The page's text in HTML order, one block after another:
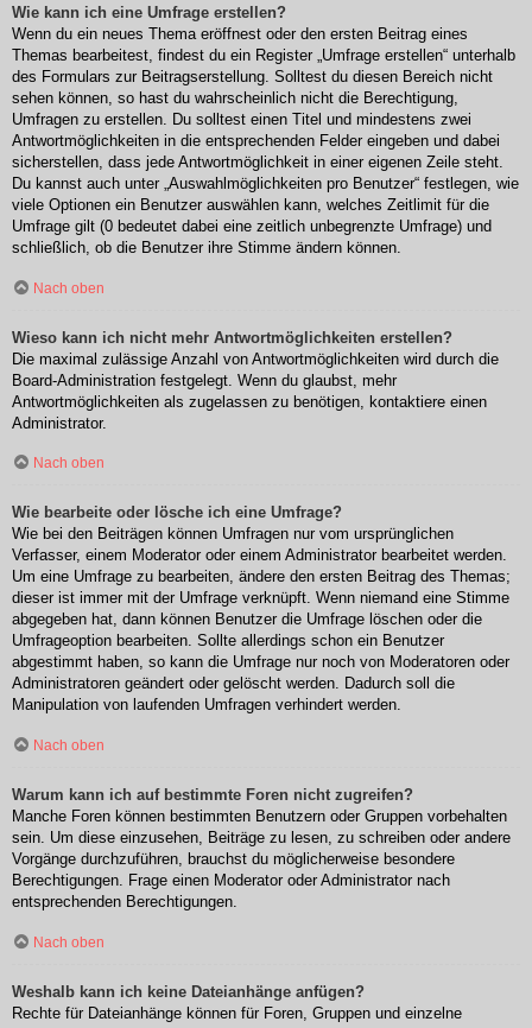
Wie kann ich eine Umfrage erstellen?
Wenn du ein neues Thema eröffnest oder den ersten Beitrag eines
Themas bearbeitest, findest du ein Register „Umfrage erstellen“ unterhalb
des Formulars zur Beitragserstellung. Solltest du diesen Bereich nicht
sehen können, so hast du wahrscheinlich nicht die Berechtigung,
Umfragen zu erstellen. Du solltest einen Titel und mindestens zwei
Antwortmöglichkeiten in die entsprechenden Felder eingeben und dabei
sicherstellen, dass jede Antwortmöglichkeit in einer eigenen Zeile steht.
Du kannst auch unter „Auswahlmöglichkeiten pro Benutzer“ festlegen, wie
viele Optionen ein Benutzer auswählen kann, welches Zeitlimit für die
Umfrage gilt (0 bedeutet dabei eine zeitlich unbegrenzte Umfrage) und
schließlich, ob die Benutzer ihre Stimme ändern können.
Nach oben
Wieso kann ich nicht mehr Antwortmöglichkeiten erstellen?
Die maximal zulässige Anzahl von Antwortmöglichkeiten wird durch die
Board-Administration festgelegt. Wenn du glaubst, mehr
Antwortmöglichkeiten als zugelassen zu benötigen, kontaktiere einen
Administrator.
Nach oben
Wie bearbeite oder lösche ich eine Umfrage?
Wie bei den Beiträgen können Umfragen nur vom ursprünglichen
Verfasser, einem Moderator oder einem Administrator bearbeitet werden.
Um eine Umfrage zu bearbeiten, ändere den ersten Beitrag des Themas;
dieser ist immer mit der Umfrage verknüpft. Wenn niemand eine Stimme
abgegeben hat, dann können Benutzer die Umfrage löschen oder die
Umfrageoption bearbeiten. Sollte allerdings schon ein Benutzer
abgestimmt haben, so kann die Umfrage nur noch von Moderatoren oder
Administratoren geändert oder gelöscht werden. Dadurch soll die
Manipulation von laufenden Umfragen verhindert werden.
Nach oben
Warum kann ich auf bestimmte Foren nicht zugreifen?
Manche Foren können bestimmten Benutzern oder Gruppen vorbehalten
sein. Um diese einzusehen, Beiträge zu lesen, zu schreiben oder andere
Vorgänge durchzuführen, brauchst du möglicherweise besondere
Berechtigungen. Frage einen Moderator oder Administrator nach
entsprechenden Berechtigungen.
Nach oben
Weshalb kann ich keine Dateianhänge anfügen?
Rechte für Dateianhänge können für Foren, Gruppen und einzelne